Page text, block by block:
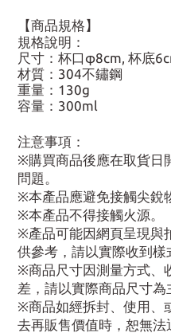
【商品規格】
規格說明：
尺寸：杯口φ8cm, 杯底
材質：304不鏽鋼
重量：130g
容量：300ml
注意事項：
※購買商品後應在取貨日
問題。
※本產品應避免接觸尖銳
※本產品不得接觸火源。
※產品可能因網頁呈現與
供參考，請以實際收到樣
※商品尺寸因測量方式、
差，請以實際商品尺寸為
※商品如經拆封、使用、
去再販售價值時，恕無法